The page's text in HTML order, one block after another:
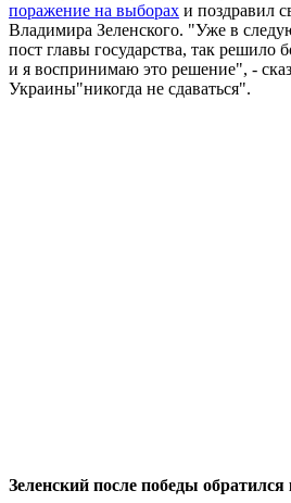
поражение на выборах и поздравил
Владимира Зеленского. "Уже в
пост главы государства, так решило
и я воспринимаю это решение", -
Украины"никогда не сдаваться".
Зеленский после победы